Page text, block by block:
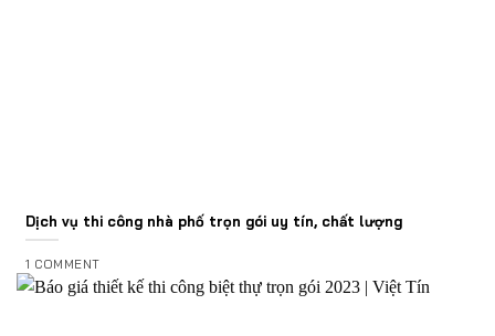
Dịch vụ thi công nhà phố trọn gói uy tín, chất lượng
1 COMMENT